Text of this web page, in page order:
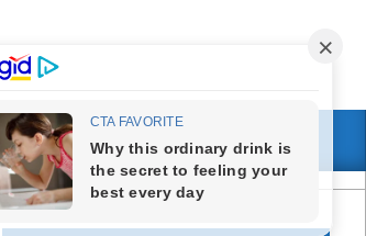
МАРКЕТИНГ